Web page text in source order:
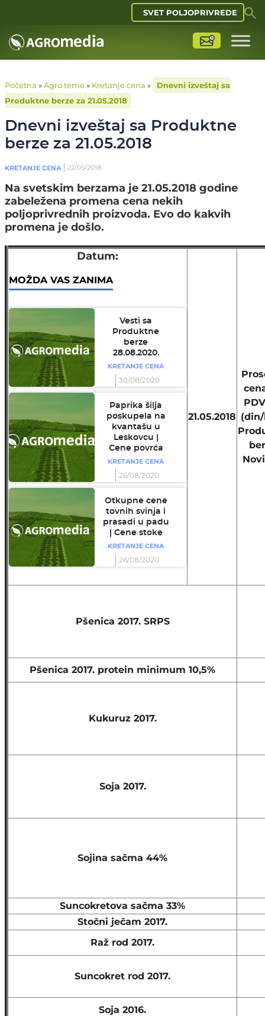
SVET POLJOPRIVREDE
Početna »Agro teme» Kretanje cena »
Dnevni izveštaj sa
Produktne berze za 21.05.2018
Dnevni izveštaj sa Produktne
berze za 21.05.2018
KRETANJE CENA 22/05/2018
Na svetskim berzama je 21.05.2018 godine
zabeležena promena cena nekih
poljoprivrednih proizvoda. Evo do kakvih
promena je došlo.
Datum:
MOŽDA VAS ZANIMA
Vesti sa
Produktne
berze
28.08.2020.
KRETANJE CENA
30/08/2020
Paprika šilja
poskupela na
kvantašu u
Leskovcu |
Cene povrća
KRETANJE CENA
26/08/2020
Otkupne cene
tovnih svinja i
prasadi u padu
| Cene stoke
KRETANJE CENA
26/08/2020
21.05.2018
Pšenica 2017. SRPS
Pšenica 2017. protein minimum 10,5%
Kukuruz 2017.
Soja 2017.
Sojina sačma 44%
Suncokretova sačma 33%
Stočni ječam 2017.
Raž rod 2017.
Suncokret rod 2017.
Soja 2016.